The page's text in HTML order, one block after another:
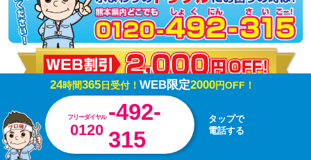
24時間365日受付！ WEB限定2000円OFF！
フリーダイヤル
0120
-492-
315
タップで
電話する